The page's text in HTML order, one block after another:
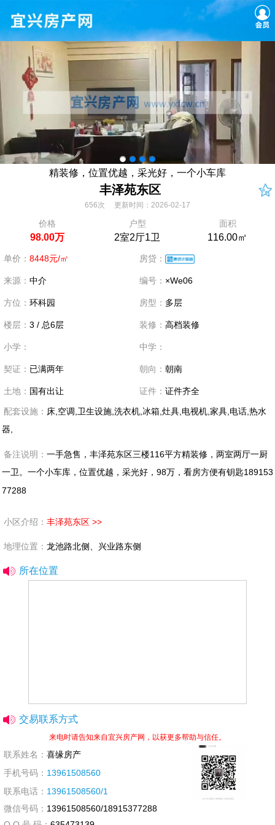
精装修，位置优越，采光好，一个小车库
丰泽苑东区
656次 更新时间：2026-02-17
价格
98.00万
户型
2室2厅1卫
面积
116.00㎡
单价： 8448元/㎡ 房贷：
来源： 中介 编号： ×We06
方位： 环科园 房型： 多层
楼层： 3 / 总6层 装修： 高档装修
小学： 中学：
契证： 已满两年 朝向： 朝南
土地： 国有出让 证件： 证件齐全
配套设施： 床,空调,卫生设施,洗衣机,冰箱,灶具,电视机,家具,电话,热水
器,
备注说明： 一手急售，丰泽苑东区三楼116平方精装修，两室两厅一厨
一卫。一个小车库，位置优越，采光好，98万，看房方便有钥匙189153
77288
小区介绍： 丰泽苑东区 >>
地理位置： 龙池路北侧、兴业路东侧
所在位置
交易联系方式
来电时请告知来自宜兴房产网，以获更多帮助与信任。
联系姓名： 喜缘房产
手机号码： 13961508560
联系电话： 13961508560/1
微信号码： 13961508560/18915377288